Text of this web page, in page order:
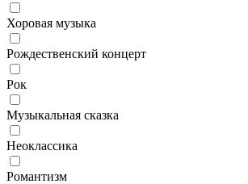
Хоровая музыка
Рождественский концерт
Рок
Музыкальная сказка
Неоклассика
Романтизм